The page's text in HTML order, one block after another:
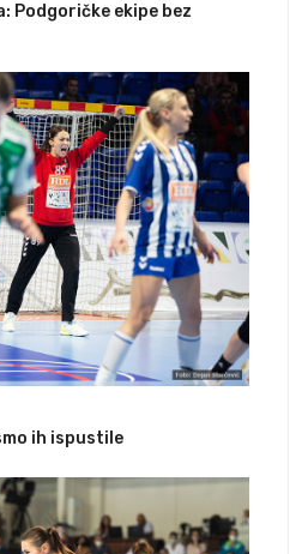
Podgoričke ekipe bez
ih ispustile